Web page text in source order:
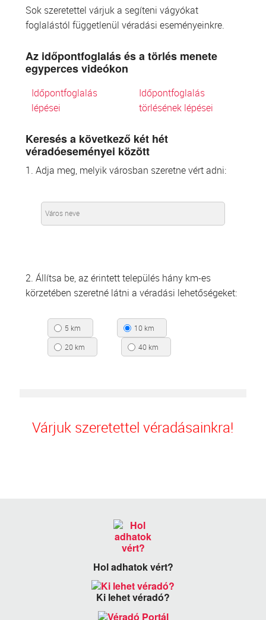
Sok szeretettel várjuk a segíteni vágyókat
foglalástól függetlenül véradási eseményeinkre.
Az időpontfoglalás és a törlés menete
egyperces videókon
Időpontfoglalás
lépései
Időpontfoglalás
törlésének lépései
Keresés a következő két hét
véradóeseményei között
1. Adja meg, melyik városban szeretne vért adni:
2. Állítsa be, az érintett település hány km-es
körzetében szeretné látni a véradási lehetőségeket:
5 km
10 km
20 km
40 km
Várjuk szeretettel véradásainkra!
Hol adhatok vért?
Ki lehet véradó?